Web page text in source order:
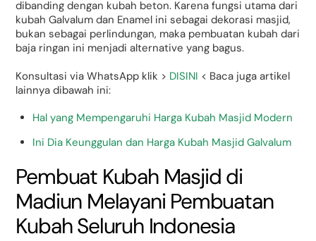
dibanding dengan kubah beton. Karena fungsi utama dari
kubah Galvalum dan Enamel ini sebagai dekorasi masjid,
bukan sebagai perlindungan, maka pembuatan kubah dari
baja ringan ini menjadi alternative yang bagus.
Konsultasi via WhatsApp klik > DISINI < Baca juga artikel
lainnya dibawah ini:
Hal yang Mempengaruhi Harga Kubah Masjid Modern
Ini Dia Keunggulan dan Harga Kubah Masjid Galvalum
Pembuat Kubah Masjid di
Madiun Melayani Pembuatan
Kubah Seluruh Indonesia